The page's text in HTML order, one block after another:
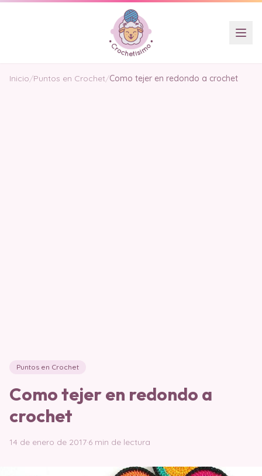
Inicio/Puntos en Crochet/Como tejer en redondo a crochet
Puntos en Crochet
Como tejer en redondo a
crochet
14 de enero de 2017·6 min de lectura